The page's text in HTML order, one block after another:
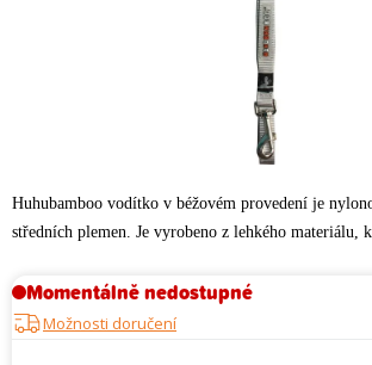
Huhubamboo vodítko v béžovém provedení je
středních plemen. Je vyrobeno z lehkého materiálu,
Momentálně nedostupné
Možnosti doručení